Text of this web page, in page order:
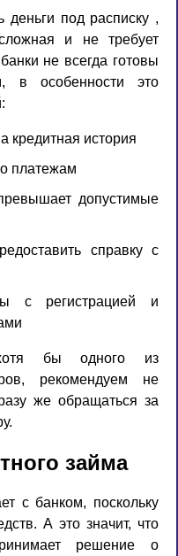
деньги под расписку ,
и не требует
не всегда готовы
в особенности это
кредитная история
платежам
допустимые
справку с
с регистрацией и
бы одного из
рекомендуем не
же обращаться за
займа
с банком, поскольку
А это значит, что
решение о